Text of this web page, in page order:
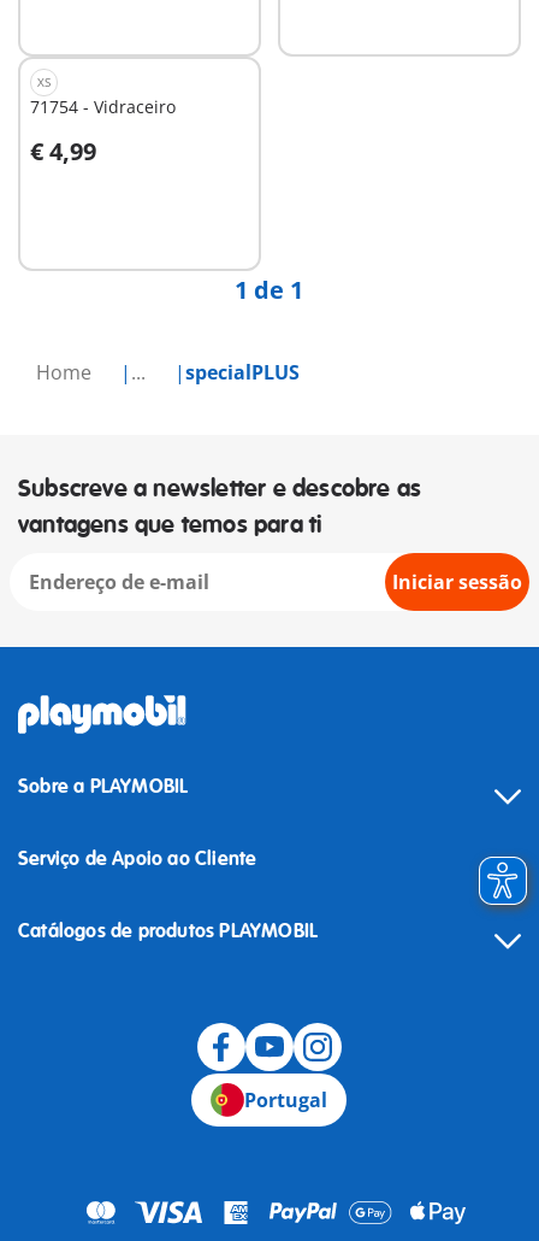
Home ... specialPLUS
XS
71754 - Vidraceiro
€ 4,99
Ao carrinho
1 de 1
Subscreve a newsletter e descobre as
vantagens que temos para ti
Iniciar sessão
Sobre a PLAYMOBIL
Serviço de Apoio ao Cliente
Catálogos de produtos PLAYMOBIL
Portugal